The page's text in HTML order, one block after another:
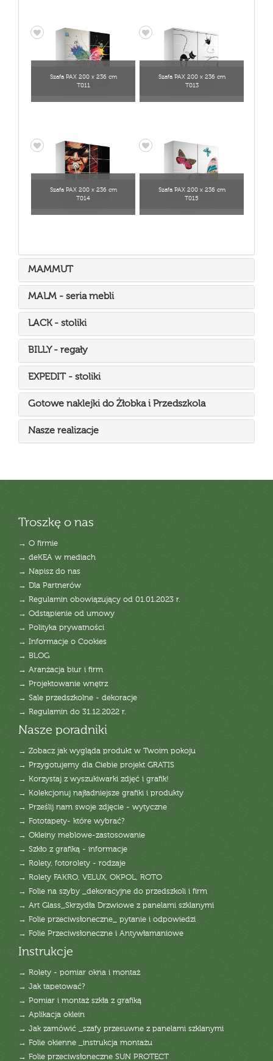
Szafa PAX 200 x 236 cm
T011
Szafa PAX 200 x 236 cm
T013
Szafa PAX 200 x 236 cm
T014
Szafa PAX 200 x 236 cm
T015
MAMMUT
MALM - seria mebli
LACK - stoliki
BILLY - regały
EXPEDIT - stoliki
Gotowe naklejki do Żłobka i Przedszkola
Nasze realizacje
Troszkę o nas
→ O firmie
→ deKEA w mediach
→ Napisz do nas
→ Dla Partnerów
→ Regulamin obowiązujący od 01.01.2023 r.
→ Odstąpienie od umowy
→ Polityka prywatności
→ Informacje o Cookies
→ BLOG
→ Aranżacja biur i firm
→ Projektowanie wnętrz
→ Sale przedszkolne - dekoracje
→ Regulamin do 31.12.2022 r.
Nasze poradniki
→ Zobacz jak wygląda produkt w Twoim pokoju
→ Przygotujemy dla Ciebie projekt GRATIS
→ Korzystaj z wyszukiwarki zdjęć i grafik!
→ Kolekcjonuj najładniejsze grafiki i produkty
→ Prześlij nam swoje zdjęcie - wytyczne
→ Fototapety- które wybrać?
→ Okleiny meblowe-zastosowanie
→ Szkło z grafiką - informacje
→ Rolety, fotorolety - rodzaje
→ Rolety FAKRO, VELUX, OKPOL, ROTO
→ Folie na szyby _dekoracyjne do przedszkoli i firm
→ Art Glass_Skrzydła Drzwiowe z panelami szklanymi
→ Folie przeciwsłoneczne_ pytanie i odpowiedzi
→ Folie Przeciwsłoneczne i Antywłamaniowe
Instrukcje
→ Rolety - pomiar okna i montaż
→ Jak tapetować?
→ Pomiar i montaż szkła z grafiką
→ Aplikacja oklein
→ Jak zamówić _szafy przesuwne z panelami szklanymi
→ Folie okienne _instrukcja montażu
→ Folie przeciwsłoneczne SUN PROTECT